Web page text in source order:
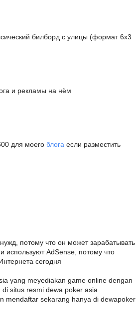
билборд с улицы (формат 6x3
и рекламы на нём
для моего блога если разместить
потому что он может зарабатывать
используют AdSense, потому что
сегодня
yang meyediakan game online dengan
situs resmi dewa poker asia
mendaftar sekarang hanya di dewapoker